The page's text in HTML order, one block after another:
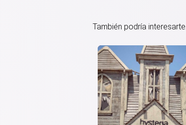
También podría interesarte...